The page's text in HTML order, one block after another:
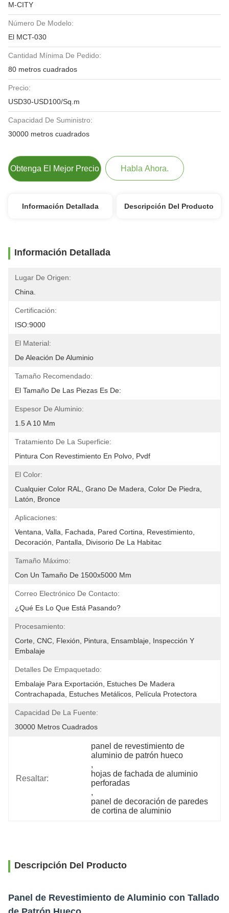
M-CITY
Número De Modelo:
El MCT-030
Cantidad Mínima De Pedido:
80 metros cuadrados
Precio:
USD30-USD100/Sq.m
Capacidad De Suministro:
30000 metros cuadrados
Obtenga El Mejor Precio Habla Ahora.
Información Detallada Descripción Del Producto
Información Detallada
Lugar De Origen:
China.
Certificación:
ISO:9000
El Material:
De Aleación De Aluminio
Tamaño Recomendado:
El Tamaño De Las Piezas Es De:
Espesor De Aluminio:
1.5 A 10 Mm
Tratamiento De La Superficie:
Pintura Con Revestimiento En Polvo, Pvdf
El Color:
Cualquier Color RAL, Grano De Madera, Color De Piedra,
Latón, Bronce
Aplicaciones:
Ventana, Valla, Fachada, Pared Cortina, Revestimiento,
Decoración, Pantalla, Divisorio De La Habitac
Tamaño Máximo:
Con Un Tamaño De 1500x5000 Mm
Correo Electrónico De Contacto:
¿Qué Es Lo Que Está Pasando?
Procesamiento:
Corte, CNC, Flexión, Pintura, Ensamblaje, Inspección Y
Embalaje
Detalles De Empaquetado:
Embalaje Para Exportación, Estuches De Madera
Contrachapada, Estuches Metálicos, Película Protectora
Capacidad De La Fuente:
30000 Metros Cuadrados
Resaltar:
panel de revestimiento de
aluminio de patrón hueco
,
hojas de fachada de aluminio
perforadas
,
panel de decoración de paredes
de cortina de aluminio
Descripción Del Producto
Panel de Revestimiento de Aluminio con Tallado